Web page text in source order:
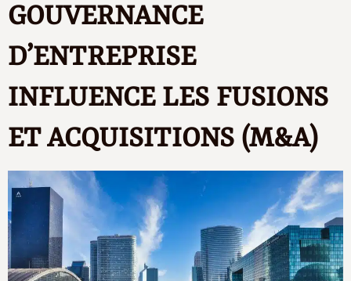
GOUVERNANCE
D’ENTREPRISE
INFLUENCE LES FUSIONS
ET ACQUISITIONS (M&A)